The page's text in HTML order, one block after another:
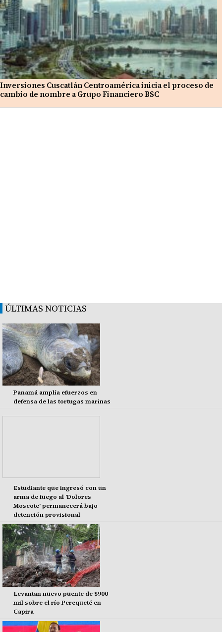
Inversiones Cuscatlán Centroamérica inicia el proceso de
cambio de nombre a Grupo Financiero BSC
ÚLTIMAS NOTICIAS
Panamá amplía efuerzos en
defensa de las tortugas marinas
Estudiante que ingresó con un
arma de fuego al 'Dolores
Moscote' permanecerá bajo
detención provisional
Levantan nuevo puente de $900
mil sobre el río Perequeté en
Capira